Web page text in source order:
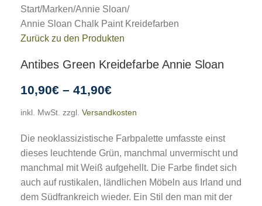
Start/Marken/Annie Sloan/
Annie Sloan Chalk Paint Kreidefarben
Zurück zu den Produkten
Antibes Green Kreidefarbe Annie Sloan
10,90€ – 41,90€
inkl. MwSt. zzgl. Versandkosten
Die neoklassizistische Farbpalette umfasste einst
dieses leuchtende Grün, manchmal unvermischt und
manchmal mit Weiß aufgehellt. Die Farbe findet sich
auch auf rustikalen, ländlichen Möbeln aus Irland und
dem Südfrankreich wieder. Ein Stil den man mit der